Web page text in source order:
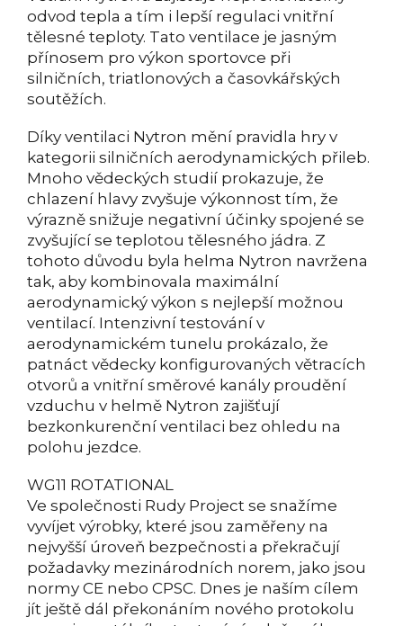
odvod tepla a tím i lepší regulaci vnitřní
tělesné teploty. Tato ventilace je jasným
přínosem pro výkon sportovce při
silničních, triatlonových a časovkářských
soutěžích.
Díky ventilaci Nytron mění pravidla hry v
kategorii silničních aerodynamických přileb.
Mnoho vědeckých studií prokazuje, že
chlazení hlavy zvyšuje výkonnost tím, že
výrazně snižuje negativní účinky spojené se
zvyšující se teplotou tělesného jádra. Z
tohoto důvodu byla helma Nytron navržena
tak, aby kombinovala maximální
aerodynamický výkon s nejlepší možnou
ventilací. Intenzivní testování v
aerodynamickém tunelu prokázalo, že
patnáct vědecky konfigurovaných větracích
otvorů a vnitřní směrové kanály proudění
vzduchu v helmě Nytron zajišťují
bezkonkurenční ventilaci bez ohledu na
polohu jezdce.
WG11 ROTATIONAL
Ve společnosti Rudy Project se snažíme
vyvíjet výrobky, které jsou zaměřeny na
nejvyšší úroveň bezpečnosti a překračují
požadavky mezinárodních norem, jako jsou
normy CE nebo CPSC. Dnes je naším cílem
jít ještě dál překonáním nového protokolu